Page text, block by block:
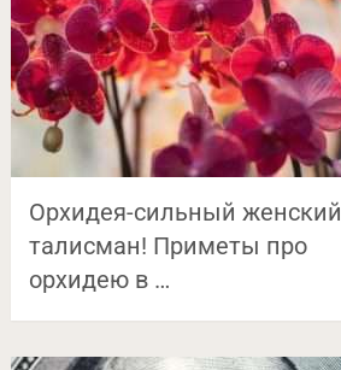
Орхидея-сильный женский
талисман! Приметы про
орхидею в …